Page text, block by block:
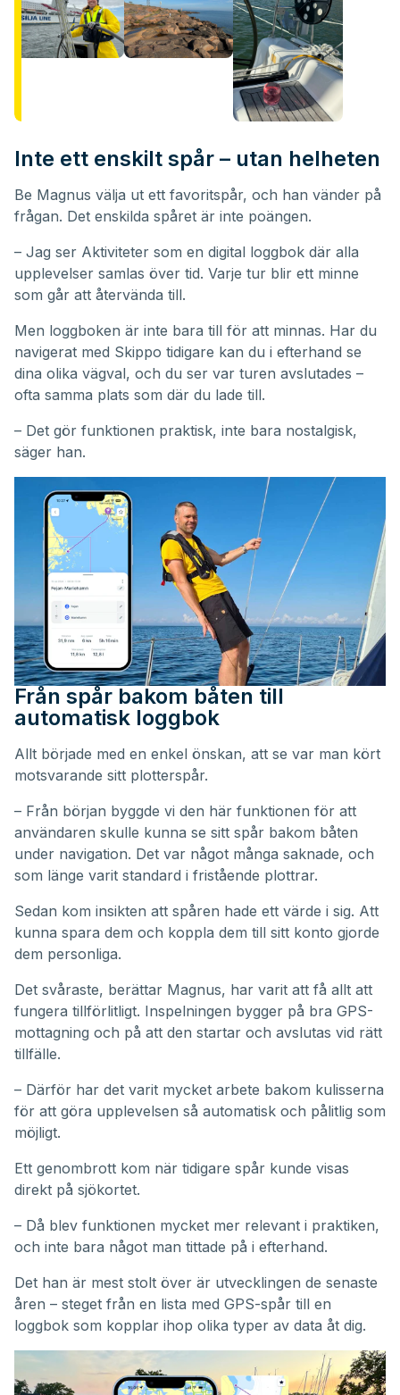
Inte ett enskilt spår – utan helheten
Be Magnus välja ut ett favoritspår, och han vänder på
frågan. Det enskilda spåret är inte poängen.
– Jag ser Aktiviteter som en digital loggbok där alla
upplevelser samlas över tid. Varje tur blir ett minne
som går att återvända till.
Men loggboken är inte bara till för att minnas. Har du
navigerat med Skippo tidigare kan du i efterhand se
dina olika vägval, och du ser var turen avslutades –
ofta samma plats som där du lade till.
– Det gör funktionen praktisk, inte bara nostalgisk,
säger han.
Från spår bakom båten till
automatisk loggbok
Allt började med en enkel önskan, att se var man kört
motsvarande sitt plotterspår.
– Från början byggde vi den här funktionen för att
användaren skulle kunna se sitt spår bakom båten
under navigation. Det var något många saknade, och
som länge varit standard i fristående plottrar.
Sedan kom insikten att spåren hade ett värde i sig. Att
kunna spara dem och koppla dem till sitt konto gjorde
dem personliga.
Det svåraste, berättar Magnus, har varit att få allt att
fungera tillförlitligt. Inspelningen bygger på bra GPS-
mottagning och på att den startar och avslutas vid rätt
tillfälle.
– Därför har det varit mycket arbete bakom kulisserna
för att göra upplevelsen så automatisk och pålitlig som
möjligt.
Ett genombrott kom när tidigare spår kunde visas
direkt på sjökortet.
– Då blev funktionen mycket mer relevant i praktiken,
och inte bara något man tittade på i efterhand.
Det han är mest stolt över är utvecklingen de senaste
åren – steget från en lista med GPS-spår till en
loggbok som kopplar ihop olika typer av data åt dig.